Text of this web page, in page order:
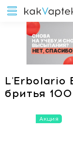
L'Erbolario
бритья
Акция